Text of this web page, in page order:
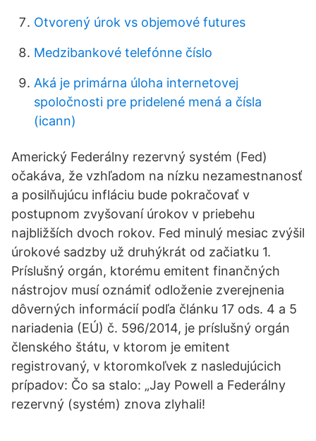
Otvorený úrok vs objemové futures
Medzibankové telefónne číslo
Aká je primárna úloha internetovej
spoločnosti pre pridelené mená a čísla
(icann)
Americký Federálny rezervný systém (Fed)
očakáva, že vzhľadom na nízku nezamestnanosť
a posilňujúcu infláciu bude pokračovať v
postupnom zvyšovaní úrokov v priebehu
najbližších dvoch rokov. Fed minulý mesiac zvýšil
úrokové sadzby už druhýkrát od začiatku 1.
Príslušný orgán, ktorému emitent finančných
nástrojov musí oznámiť odloženie zverejnenia
dôverných informácií podľa článku 17 ods. 4 a 5
nariadenia (EÚ) č. 596/2014, je príslušný orgán
členského štátu, v ktorom je emitent
registrovaný, v ktoromkoľvek z nasledujúcich
prípadov: Čo sa stalo: „Jay Powell a Federálny
rezervný (systém) znova zlyhali!